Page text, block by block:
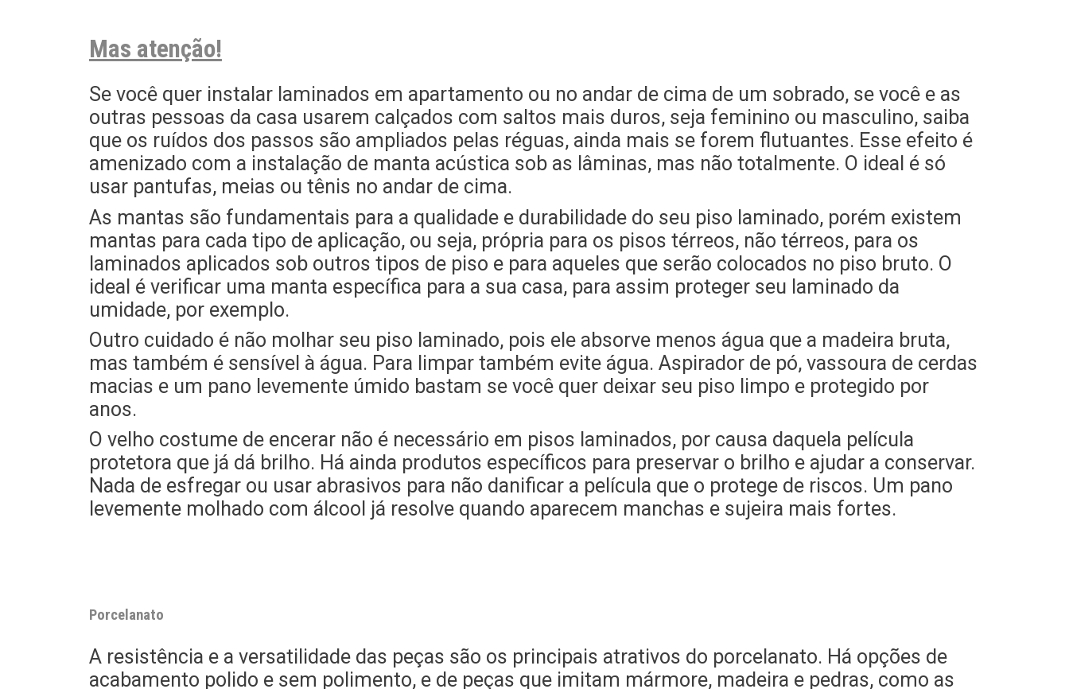
Mas atenção!
Se você quer instalar laminados em apartamento ou no andar de cima de um sobrado, se você e as
outras pessoas da casa usarem calçados com saltos mais duros, seja feminino ou masculino, saiba
que os ruídos dos passos são ampliados pelas réguas, ainda mais se forem flutuantes. Esse efeito é
amenizado com a instalação de manta acústica sob as lâminas, mas não totalmente. O ideal é só
usar pantufas, meias ou tênis no andar de cima.
As mantas são fundamentais para a qualidade e durabilidade do seu piso laminado, porém existem
mantas para cada tipo de aplicação, ou seja, própria para os pisos térreos, não térreos, para os
laminados aplicados sob outros tipos de piso e para aqueles que serão colocados no piso bruto. O
ideal é verificar uma manta específica para a sua casa, para assim proteger seu laminado da
umidade, por exemplo.
Outro cuidado é não molhar seu piso laminado, pois ele absorve menos água que a madeira bruta,
mas também é sensível à água. Para limpar também evite água. Aspirador de pó, vassoura de cerdas
macias e um pano levemente úmido bastam se você quer deixar seu piso limpo e protegido por
anos.
O velho costume de encerar não é necessário em pisos laminados, por causa daquela película
protetora que já dá brilho. Há ainda produtos específicos para preservar o brilho e ajudar a conservar.
Nada de esfregar ou usar abrasivos para não danificar a película que o protege de riscos. Um pano
levemente molhado com álcool já resolve quando aparecem manchas e sujeira mais fortes.
Porcelanato
A resistência e a versatilidade das peças são os principais atrativos do porcelanato. Há opções de
acabamento polido e sem polimento, e de peças que imitam mármore, madeira e pedras, como as